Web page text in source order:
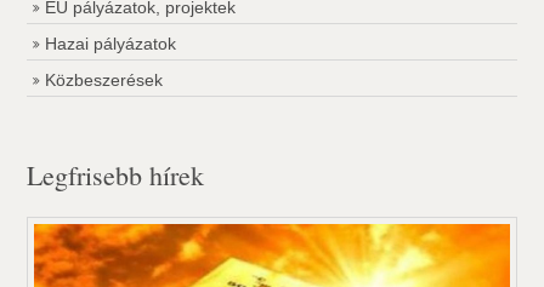
EU pályázatok, projektek
Hazai pályázatok
Közbeszerések
Legfrisebb hírek